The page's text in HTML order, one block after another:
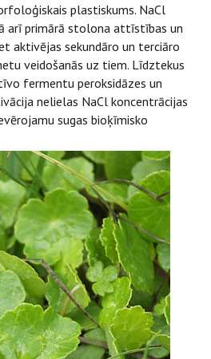
plastiskums. NaCl
arī primārā stolona attīstības un
aktivējas sekundāro un terciāro
veidošanās uz tiem. Līdztekus
fermentu peroksidāzes un
nelielas NaCl koncentrācijas
sugas bioķīmisko